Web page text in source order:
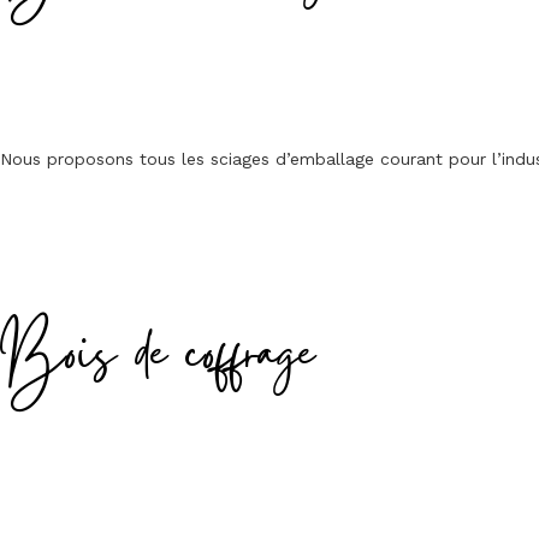
Nous proposons tous les sciages d’emballage courant pour
Bois de coffrage